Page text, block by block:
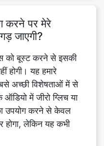
को बूस्ट करने से इसकी
होगी। यह हमारे
अच्छी विशेषताओं में से
में जीरो ग्लिच या
उपयोग करने से केवल
होगा, लेकिन यह कभी
काम करता है?